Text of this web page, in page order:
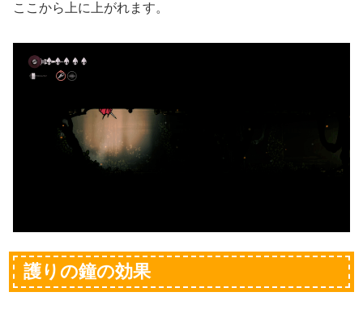
ここから上に上がれます。
護りの鐘の効果